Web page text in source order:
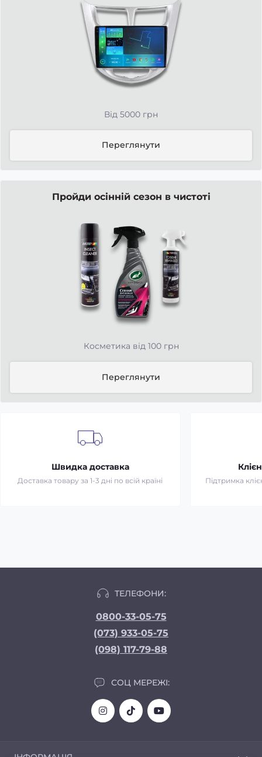
Від 5000 грн
Переглянути
Пройди осінній сезон в чистоті
Косметика від 100 грн
Переглянути
Швидка доставка
Доставка товару за 1-3 дні по всій країні Підтримка
ТЕЛЕФОНИ:
0800-33-05-75
(073) 933-05-75
(098) 117-79-88
СОЦ МЕРЕЖІ: